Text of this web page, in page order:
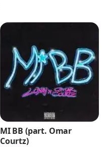
MI BB (part. Omar
Courtz)